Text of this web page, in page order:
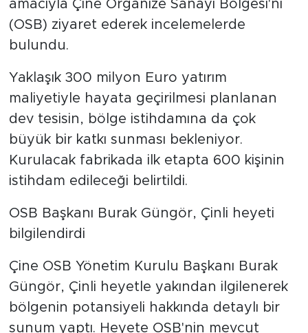
amacıyla Çine Organize Sanayi Bölgesi'ni
(OSB) ziyaret ederek incelemelerde
bulundu.
Yaklaşık 300 milyon Euro yatırım
maliyetiyle hayata geçirilmesi planlanan
dev tesisin, bölge istihdamına da çok
büyük bir katkı sunması bekleniyor.
Kurulacak fabrikada ilk etapta 600 kişinin
istihdam edileceği belirtildi.
OSB Başkanı Burak Güngör, Çinli heyeti
bilgilendirdi
Çine OSB Yönetim Kurulu Başkanı Burak
Güngör, Çinli heyetle yakından ilgilenerek
bölgenin potansiyeli hakkında detaylı bir
sunum yaptı. Heyete OSB'nin mevcut